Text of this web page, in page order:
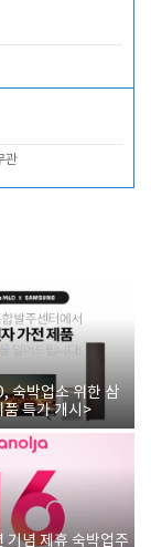
관
숙박업소 위한 삼
품 특가 개시>
기념 제휴 숙박업주